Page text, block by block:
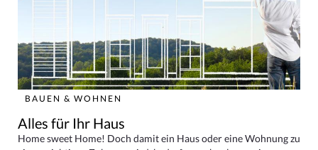
BAUEN & WOHNEN
Alles für Ihr Haus
Home sweet Home! Doch damit ein Haus oder eine Wohnung zu